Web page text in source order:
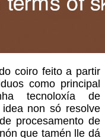
coiro feito a partir
como principal
tecnoloxía de
non só resolve
procesamento de
que tamén lle dá